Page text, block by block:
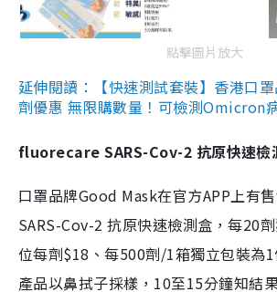
點擊圖片放大
延伸閱讀：【快速測試套裝】香港口
劑優惠 無限購數量！可檢測Omicron
fluorecare SARS-Cov-2 抗原快速檢
口罩品牌Good Mask在官方APP上有
SARS-Cov-2 抗原快速檢測盒，每20
位每劑$18、每500劑/1箱獨立包裝為1
產品以鼻拭子採樣，10至15分鐘知結